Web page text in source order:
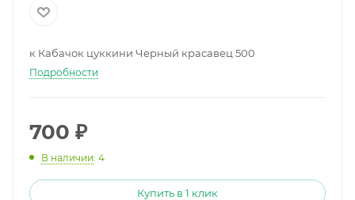
к Кабачок цуккини Черный красавец 500
Подробности
700 ₽
В наличии: 4
Купить в 1 клик